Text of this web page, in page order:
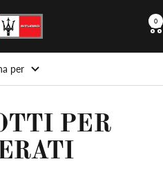
0
per
PER